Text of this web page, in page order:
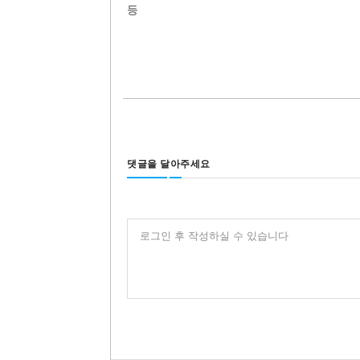
등
댓글을 달아주세요
로그인 후 작성하실 수 있습니다